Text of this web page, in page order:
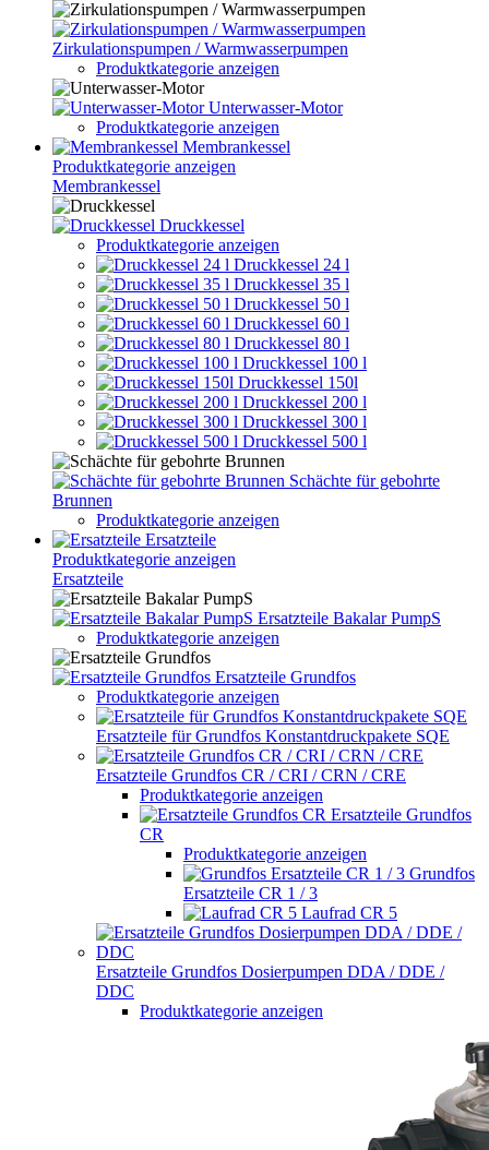
Zirkulationspumpen / Warmwasserpumpen
Produktkategorie anzeigen
Unterwasser-Motor
Produktkategorie anzeigen
Membrankessel
Produktkategorie anzeigen
Membrankessel
Druckkessel
Produktkategorie anzeigen
Druckkessel 24 l
Druckkessel 35 l
Druckkessel 50 l
Druckkessel 60 l
Druckkessel 80 l
Druckkessel 100 l
Druckkessel 150l
Druckkessel 200 l
Druckkessel 300 l
Druckkessel 500 l
Schächte für gebohrte
Brunnen
Produktkategorie anzeigen
Ersatzteile
Produktkategorie anzeigen
Ersatzteile
Ersatzteile Bakalar PumpS
Produktkategorie anzeigen
Ersatzteile Grundfos
Produktkategorie anzeigen
Ersatzteile für Grundfos Konstantdruckpakete SQE
Ersatzteile Grundfos CR / CRI / CRN / CRE
Produktkategorie anzeigen
Ersatzteile Grundfos
CR
Produktkategorie anzeigen
Grundfos
Ersatzteile CR 1 / 3
Laufrad CR 5
Ersatzteile Grundfos Dosierpumpen DDA / DDE /
DDC
Produktkategorie anzeigen